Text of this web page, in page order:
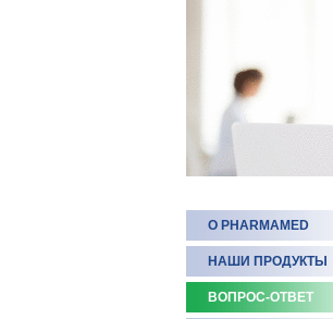
О PHARMAMED
НАШИ ПРОДУКТЫ
ВОПРОС-ОТВЕТ